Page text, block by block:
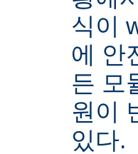
식이
에 안
든 모
원이
있다.